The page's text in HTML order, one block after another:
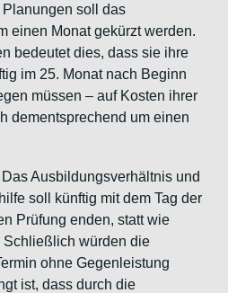
soll das
einen Monat gekürzt werden.
bedeutet dies, dass sie ihre
im 25. Monat nach Beginn
müssen – auf Kosten ihrer
dementsprechend um einen
Ausbildungsverhältnis und
soll künftig mit dem Tag der
Prüfung enden, statt wie
Schließlich würden die
ohne Gegenleistung
ist, dass durch die